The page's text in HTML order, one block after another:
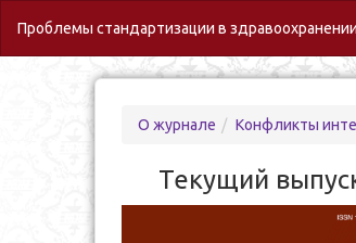
Проблемы стандартизации в здравоохранении
О журнале Конфликты
Текущий